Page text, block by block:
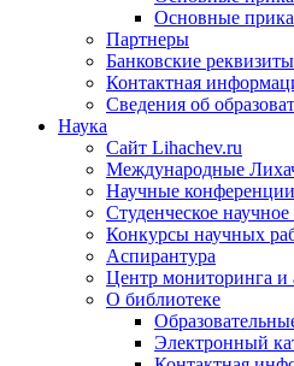
Основные
Партнеры
Банковские реквизиты
Контактная
Сведения об
Наука
Сайт Lihachev.ru
Международные
Научные конференции
Студенческое
Конкурсы научных
Аспирантура
Центр мониторинга и
О библиотеке
Электронный